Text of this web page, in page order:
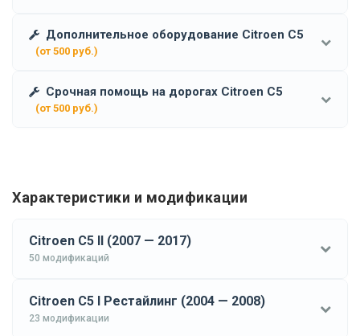
Дополнительное оборудование Citroen C5
(от 500 руб.)
Срочная помощь на дорогах Citroen C5
(от 500 руб.)
Характеристики и модификации
Citroen C5 II (2007 — 2017)
50 модификаций
Citroen C5 I Рестайлинг (2004 — 2008)
23 модификации